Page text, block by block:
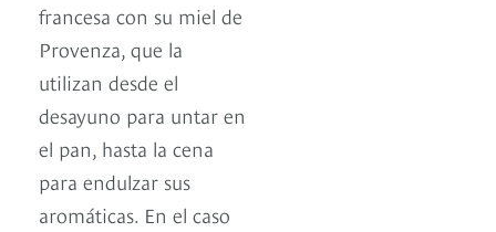
francesa con su miel de
Provenza, que la
utilizan desde el
desayuno para untar en
el pan, hasta la cena
para endulzar sus
aromáticas. En el caso